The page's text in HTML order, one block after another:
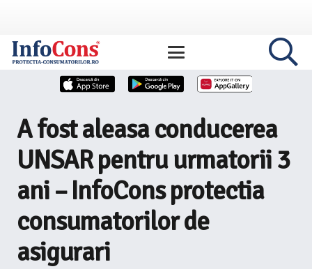
A fost aleasa conducerea
UNSAR pentru urmatorii 3
ani – InfoCons protectia
consumatorilor de
asigurari